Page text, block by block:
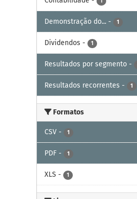
Demonstração do... - 1
Dividendos - 1
Resultados por segmento -
Resultados recorrentes - 1
Formatos
CSV - 1
PDF - 1
XLS - 1